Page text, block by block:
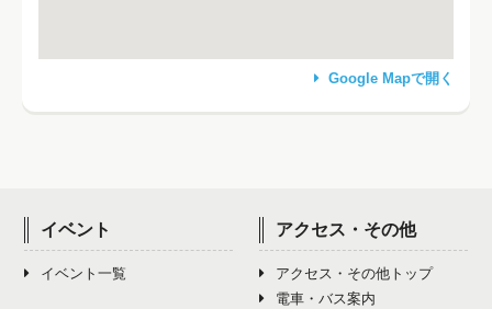
Google Mapで開く
イベント
イベント一覧
アクセス・その他
アクセス・その他トップ
電車・バス案内